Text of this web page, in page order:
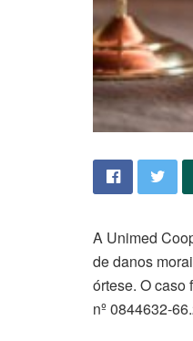
A Unimed
de danos
órtese. O caso
nº 0844632-